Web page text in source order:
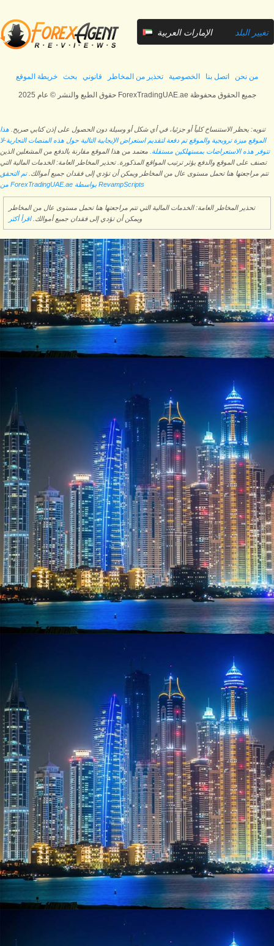
الإمارات العربية
المتحدة
تغيير البلد
من نحن اتصل بنا الخصوصية تحذير من المخاطر قانوني بحث خريطة الموقع
حقوق الطبع والنشر © عام 2025 ForexTradingUAE.ae جميع الحقوق محفوظة
تنويه: يحظر الاستنساخ كلياً أو جزئيا، في أي شكل أو وسيلة دون الحصول على إذن كتابي صريح. هذا
الموقع ميزة ترويجية والموقع تم دفعة لتقديم استعراض الإيجابية التالية حول هذه المنصات التجارية-لا
تتوفر هذه الاستعراضات بمستهلكين مستقلة. معتمد من هذا الموقع مقارنة بالدفع من المشغلين الذين
تصنف على الموقع والدفع يؤثر ترتيب المواقع المذكورة. تحذير المخاطر العامة: الخدمات المالية التي
تتم مراجعتها هنا تحمل مستوى عال من المخاطر ويمكن أن تؤدي إلى فقدان جميع أموالك.تم التحقق
من ForexTradingUAE.ae بواسطة RevampScripts
تحذير المخاطر العامة: الخدمات المالية التي تتم مراجعتها هنا تحمل مستوى عال من المخاطر
ويمكن أن تؤدي إلى فقدان جميع أموالك.اقرأ أكثر